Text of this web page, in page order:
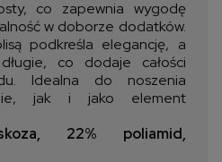
co zapewnia wygodę
w doborze dodatków.
podkreśla elegancję, a
co dodaje całości
Idealna do noszenia
jak i jako element
22% poliamid,